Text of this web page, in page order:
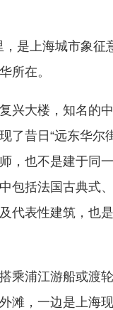
是上海城市象征
所在。
兴大楼，知名的
了昔日“远东华尔
，也不是建于同
包括法国古典式
代表性建筑，也
乘浦江游船或渡
滩，一边是上海